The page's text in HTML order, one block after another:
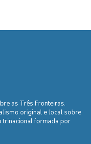
as Três Fronteiras.
original e local sobre
trinacional formada por